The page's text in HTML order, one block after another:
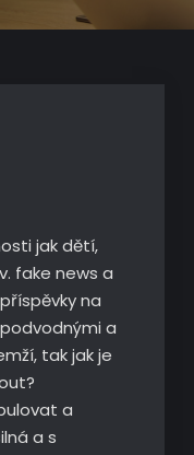
jak dětí,
fake news a
na
a
tak jak je
a
a s